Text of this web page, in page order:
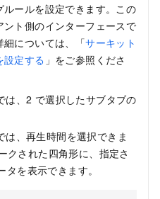
ールを設定できます。この
ト側のインターフェースで
細については、「サーキット
設定する 」をご参照くださ
は、2 で選択したサブタブの
、再生時間を選択できま
クされた四角形に、指定さ
を表示できます。